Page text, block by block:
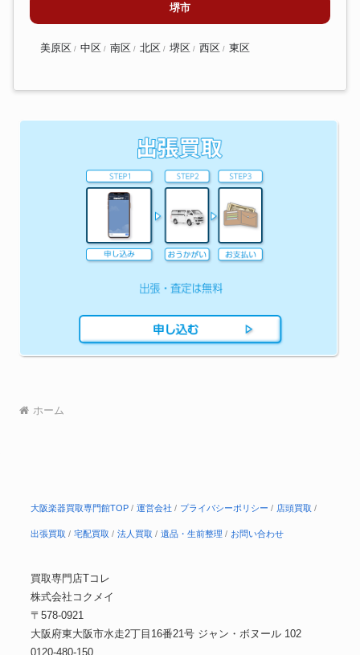
堺市
美原区 中区 南区 北区 堺区 西区 東区
ホーム
大阪楽器買取専門館TOP 運営会社 プライバシーポリシー 店頭買取
出張買取 宅配買取 法人買取 遺品・生前整理 お問い合わせ
買取専門店Tコレ
株式会社コクメイ
〒578-0921
大阪府東大阪市水走2丁目16番21号 ジャン・ボヌール 102
0120-480-150